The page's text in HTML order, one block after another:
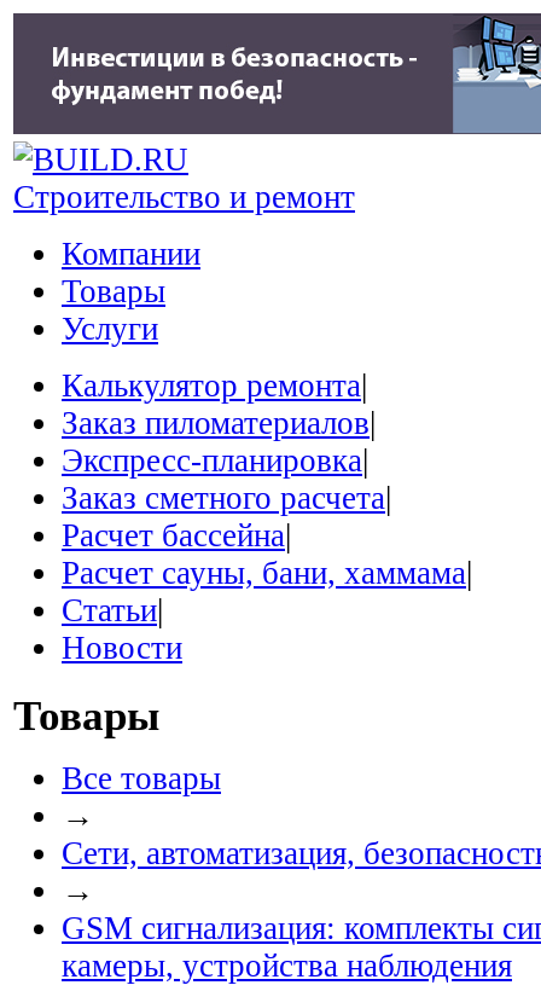
Строительство и ремонт
Компании
Товары
Услуги
Калькулятор ремонта|
Заказ пиломатериалов|
Экспресс-планировка|
Заказ сметного расчета|
Расчет бассейна|
Расчет сауны, бани, хаммама|
Статьи|
Новости
Товары
Все товары
→
Сети, автоматизация,
→
GSM сигнализация: комплекты
камеры, устройства наблюдения